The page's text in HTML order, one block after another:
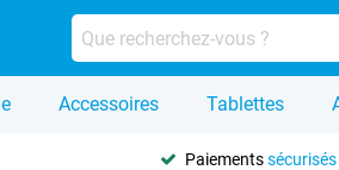
Accessoires Tablettes
Paiementssécurisés